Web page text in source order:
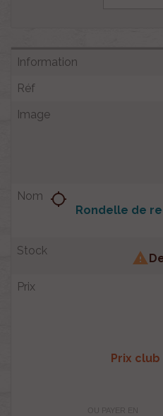
Rondelle de
location_searching

Prix club
OU PAYER EN